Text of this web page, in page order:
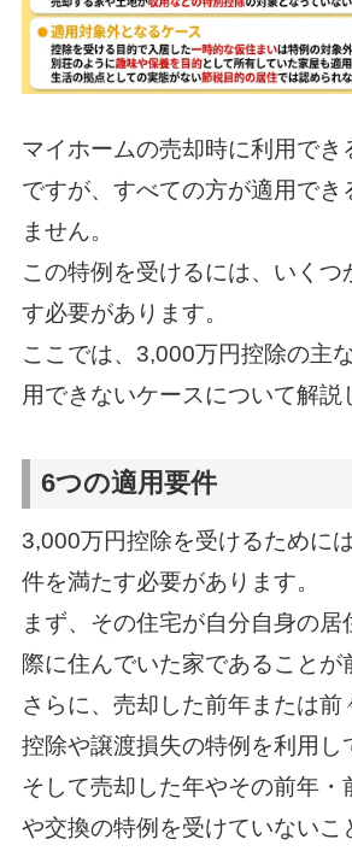
マイホームの売却時に利用でき
ですが、すべての方が適用でき
ません。
この特例を受けるには、いくつ
す必要があります。
ここでは、3,000万円控除の主
用できないケースについて解説
6つの適用要件
3,000万円控除を受けるために
件を満たす必要があります。
まず、その住宅が自分自身の居
際に住んでいた家であることが
さらに、売却した前年または前
控除や譲渡損失の特例を利用し
そして売却した年やその前年・
や交換の特例を受けていないこ